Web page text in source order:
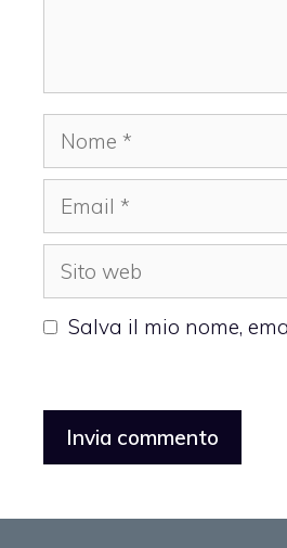
Nome
Email
Sito
web
Salva il mio nome,